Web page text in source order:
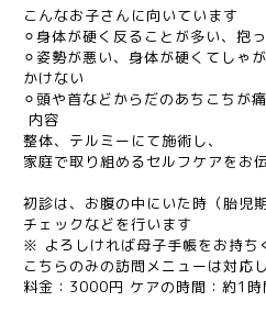
こんなお子さんに向いています
⚪︎身体が硬く反ることが多い、抱
⚪︎姿勢が悪い、身体が硬くてしゃ
かけない
⚪︎頭や首などからだのあちこちが
内容
整体、テルミーにて施術し、
家庭で取り組めるセルフケアをお
初診は、お腹の中にいた時（胎児
チェックなどを行います
※ よろしければ母子手帳をお持ち
こちらのみの訪問メニューは対応
料金：3000円 ケアの時間：約1時